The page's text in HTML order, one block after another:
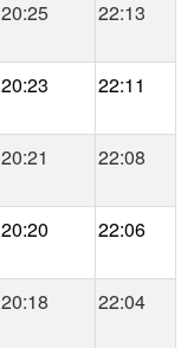
20:25 22:13
20:23 22:11
20:21 22:08
20:20 22:06
20:18 22:04